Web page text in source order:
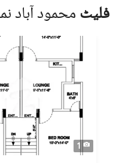
قانونی مشیر یا متعلقہ
جائیداد دیکھنے کے لیے
جب تک دوسرا فریق مکمل
زمین ڈاٹ کام صارفین کی
(لسٹنگز) کی درستگی،
ہمیشہ مکمل تحقیقات کریں
محمود آباد نمبر 3 کے
1